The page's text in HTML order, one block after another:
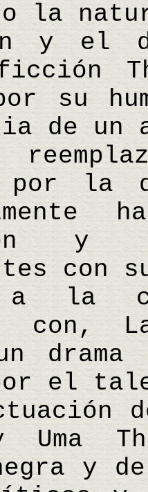
la
y el
su
de un
la
y
con
a la
con,
el
Uma
y